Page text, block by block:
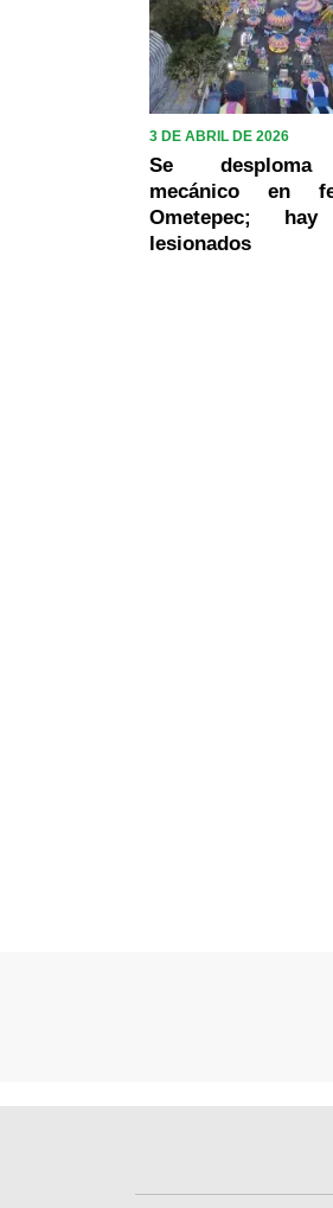
3 DE ABRIL DE 2026
Se
mecánico en
Ometepec;
lesionados